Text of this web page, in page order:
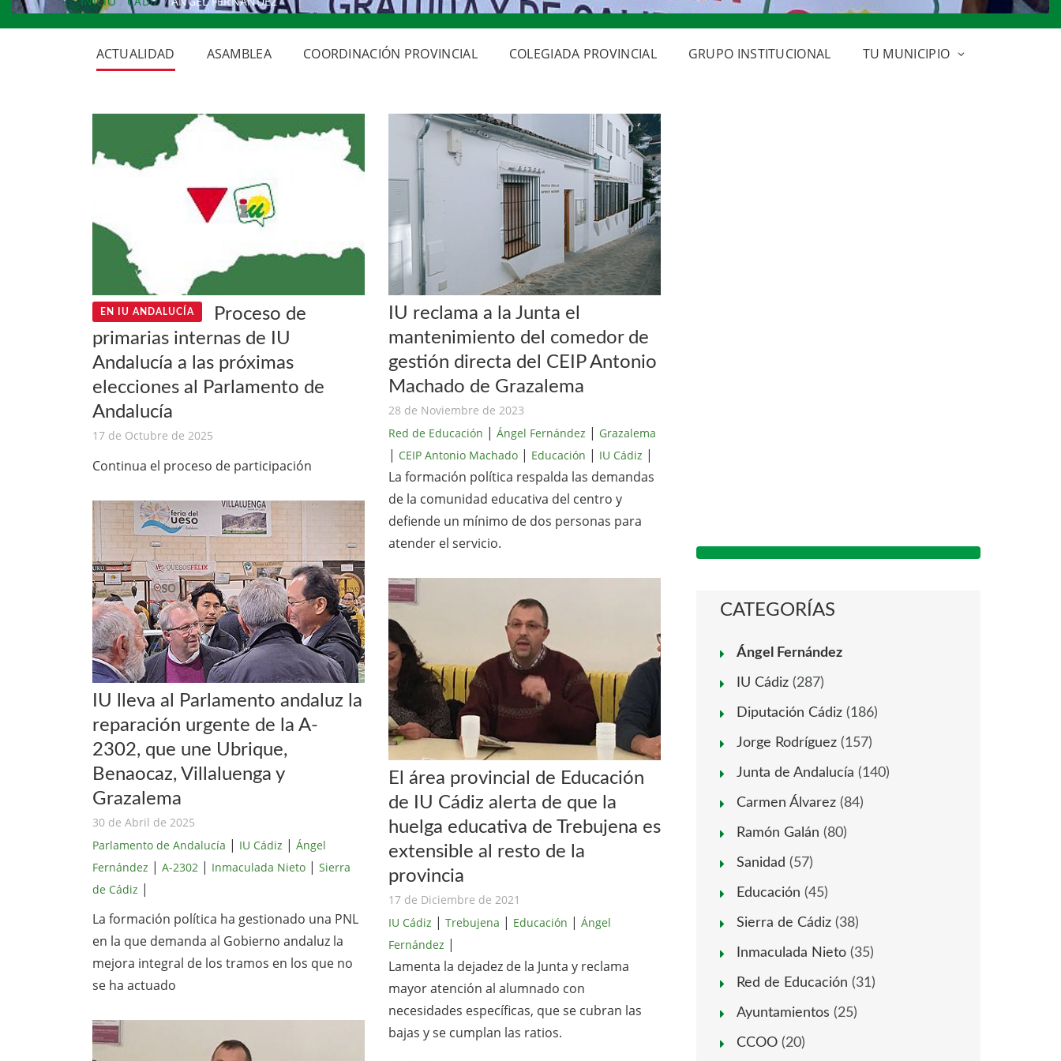
ACTUALIDAD ASAMBLEA COORDINACIÓN PROVINCIAL COLEGIADA PROVINCIAL GRUPO INSTITUCIONAL TU MUNICIPIO
EN IU ANDALUCÍA
Proceso de
primarias internas de IU
Andalucía a las próximas
elecciones al Parlamento de
Andalucía
17 de Octubre de 2025
Continua el proceso de participación
IU lleva al Parlamento andaluz la
reparación urgente de la A-
2302, que une Ubrique,
Benaocaz, Villaluenga y
Grazalema
30 de Abril de 2025
Parlamento de Andalucía | IU Cádiz | Ángel
Fernández | A-2302 | Inmaculada Nieto | Sierra
de Cádiz |
La formación política ha gestionado una PNL
en la que demanda al Gobierno andaluz la
mejora integral de los tramos en los que no
se ha actuado
IU reclama a la Junta el
mantenimiento del comedor de
gestión directa del CEIP Antonio
Machado de Grazalema
28 de Noviembre de 2023
Red de Educación | Ángel Fernández | Grazalema
| CEIP Antonio Machado | Educación | IU Cádiz |
La formación política respalda las demandas
de la comunidad educativa del centro y
defiende un mínimo de dos personas para
atender el servicio.
El área provincial de Educación
de IU Cádiz alerta de que la
huelga educativa de Trebujena es
extensible al resto de la
provincia
17 de Diciembre de 2021
IU Cádiz | Trebujena | Educación | Ángel
Fernández |
Lamenta la dejadez de la Junta y reclama
mayor atención al alumnado con
necesidades específicas, que se cubran las
bajas y se cumplan las ratios.
CATEGORÍAS
Ángel Fernández
IU Cádiz (287)
Diputación Cádiz (186)
Jorge Rodríguez (157)
Junta de Andalucía (140)
Carmen Álvarez (84)
Ramón Galán (80)
Sanidad (57)
Educación (45)
Sierra de Cádiz (38)
Inmaculada Nieto (35)
Red de Educación (31)
Ayuntamientos (25)
CCOO (20)